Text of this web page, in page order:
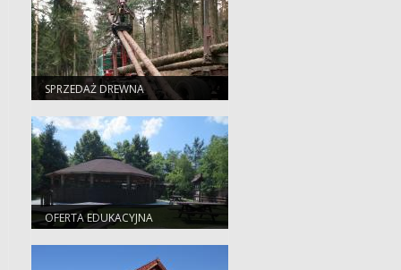
PRZYRODNICZYCH NA
OBSZARACH ZARZĄDZANYCH
PRZEZ PGL LASY PAŃSTWOWE
SPRZEDAŻ DREWNA
OFERTA EDUKACYJNA